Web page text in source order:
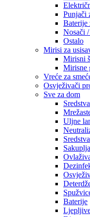
Punjači
Baterije
Nosači
Ostalo
Mirisi za
Mirisni
Mirisne
Vreće za
Osvježivači
Sve za dom
Uljne
Baterije